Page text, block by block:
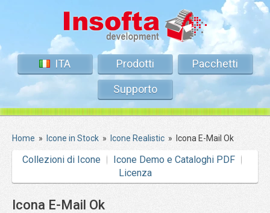
ITA Prodotti
Pacchetti
Supporto
Home » Icone in Stock » Icone Realistic » Icona E-Mail Ok
Collezioni di Icone
Icone Demo e Cataloghi PDF
Licenza
Icona E-Mail Ok